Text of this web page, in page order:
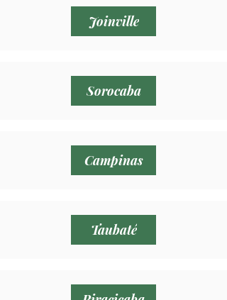
Joinville
Sorocaba
Campinas
Taubaté